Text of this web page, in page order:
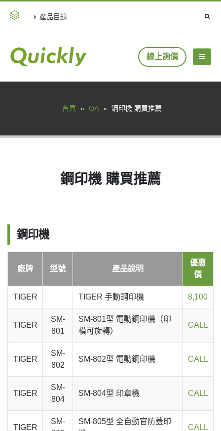
產品目錄
線上詢價
首頁 » OA » 鋼印機 購買推薦
鋼印機 購買推薦
鋼印機
廠牌 型號 產品說明
優惠
價
TIGER TIGER 手動鋼印機 8,100
TIGER
SM-
801
SM-801型 電動鋼印機（印
模可旋轉）
CALL
TIGER
SM-
802
SM-802型 電動鋼印機 CALL
TIGER
SM-
804
SM-804型 印章機 CALL
TIGER
SM-
SM-805型 全自動官防蓋印
CALL